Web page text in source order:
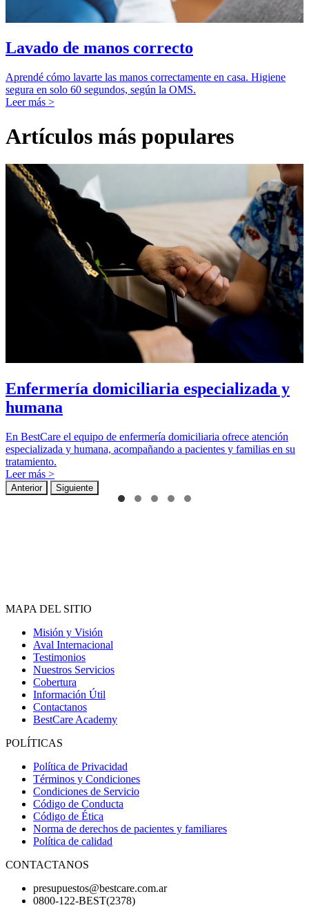
Lavado de manos correcto
Aprendé cómo lavarte las manos correctamente en casa. Higiene
segura en solo 60 segundos, según la OMS.
Leer más >
Artículos más populares
Enfermería domiciliaria especializada y
humana
En BestCare el equipo de enfermería domiciliaria ofrece atención
especializada y humana, acompañando a pacientes y familias en su
tratamiento.
Leer más >
Anterior Siguiente
MAPA DEL SITIO
Misión y Visión
Aval Internacional
Testimonios
Nuestros Servicios
Cobertura
Información Útil
Contactanos
BestCare Academy
POLÍTICAS
Política de Privacidad
Términos y Condiciones
Condiciones de Servicio
Código de Conducta
Código de Ética
Norma de derechos de pacientes y familiares
Política de calidad
CONTACTANOS
presupuestos@bestcare.com.ar
0800-122-BEST(2378)